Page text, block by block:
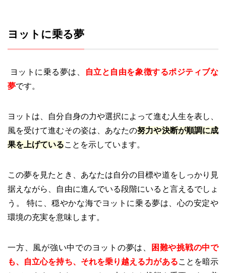
ヨットに乗る夢
ヨットに乗る夢は、
自立と自由を象徴するポジティブな
夢です。
ヨットは、自分自身の力や選択によって進む人生を表し、
風を受けて進むその姿は、あなたの努力や決断が順調に成
果を上げていることを示しています。
この夢を見たとき、あなたは自分の目標や道をしっかり見
据えながら、自由に進んでいる段階にいると言えるでしょ
う。 特に、穏やかな海でヨットに乗る夢は、心の安定や
環境の充実を意味します。
一方、風が強い中でのヨットの夢は、
困難や挑戦の中で
も、自立心を持ち、それを乗り越える力があることを暗示